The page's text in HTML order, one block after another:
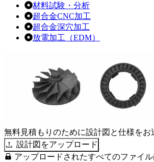
材料試験・分析
超合金CNC加工
超合金深穴加工
放電加工（EDM）
無料見積もりのために設計図と仕様をお
設計図をアップロード
アップロードされたすべてのファイ